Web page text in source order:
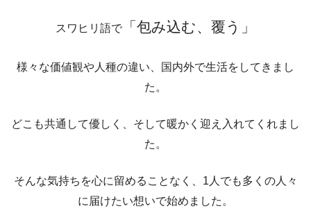
スワヒリ語で 「包み込む、覆う」
様々な価値観や人種の違い、国内外で生活をしてきまし
た。
どこも共通して優しく、そして暖かく迎え入れてくれまし
た。
そんな気持ちを心に留めることなく、1人でも多くの人々
に届けたい想いで始めました。